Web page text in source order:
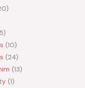
5
10
24
13
1